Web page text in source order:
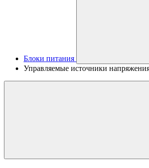
Блоки питания
Управляемые источники